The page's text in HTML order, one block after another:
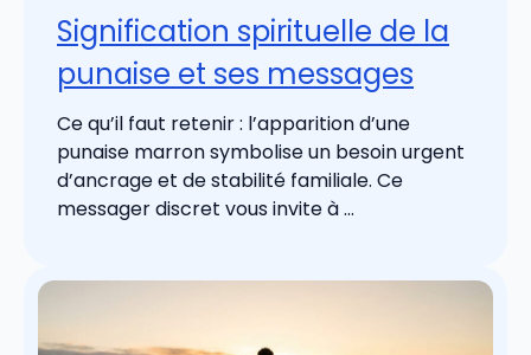
Signification spirituelle de la
punaise et ses messages
Ce qu’il faut retenir : l’apparition d’une
punaise marron symbolise un besoin urgent
d’ancrage et de stabilité familiale. Ce
messager discret vous invite à ...